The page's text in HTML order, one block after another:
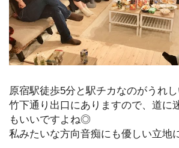
原宿駅徒歩5分と駅チカなのがうれし
竹下通り出口にありますので、道に
もいいですよね◎
私みたいな方向音痴にも優しい立地